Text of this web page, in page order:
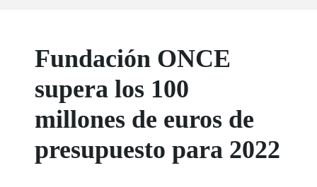
Fundación ONCE
supera los 100
millones de euros de
presupuesto para 2022